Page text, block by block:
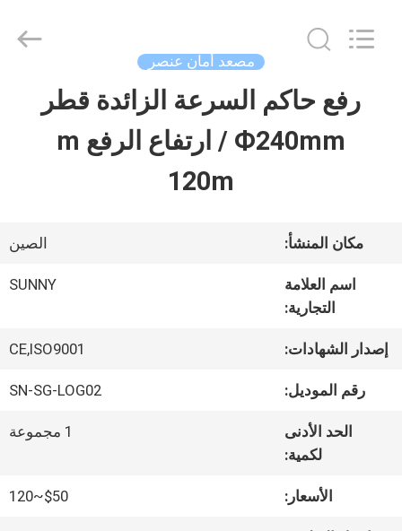
أشرطة
فيديو
معلومات
SUNNY
مصعد أمان عنصر
رفع حاكم السرعة الزائدة قطر
Ф240mm / ارتفاع الرفع m
120m
مكان المنشأ: الصين
اسم العلامة
التجارية:
SUNNY
إصدار الشهادات: CE,ISO9001
رقم الموديل: SN-SG-LOG02
الحد الأدنى
لكمية:
1 مجموعة
الأسعار: $50~120